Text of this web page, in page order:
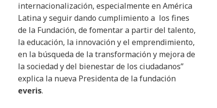
internacionalización, especialmente en América
Latina y seguir dando cumplimiento a los fines
de la Fundación, de fomentar a partir del talento,
la educación, la innovación y el emprendimiento,
en la búsqueda de la transformación y mejora de
la sociedad y del bienestar de los ciudadanos”
explica la nueva Presidenta de la fundación
everis.